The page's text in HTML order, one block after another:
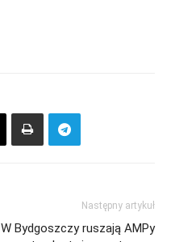
Następny artykuł
W Bydgoszczy ruszają AMPy